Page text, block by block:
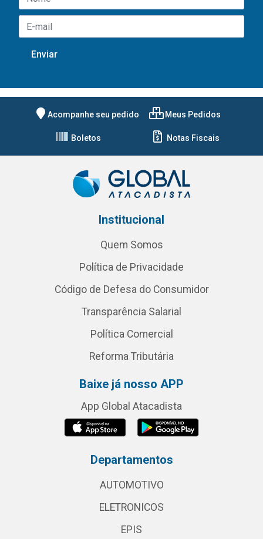
Acompanhe seu pedido Meus Pedidos
Boletos Notas Fiscais
Institucional
Quem Somos
Política de Privacidade
Código de Defesa do Consumidor
Transparência Salarial
Política Comercial
Reforma Tributária
Baixe já nosso APP
App Global Atacadista
Departamentos
AUTOMOTIVO
ELETRONICOS
EPIS